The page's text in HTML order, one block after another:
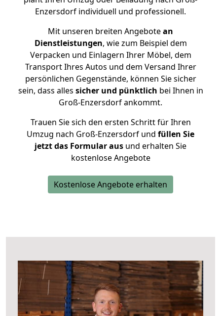
Enzersdorf individuell und professionell.
Mit unseren breiten Angebotean
Dienstleistungen, wie zum Beispiel dem
Verpacken und Einlagern Ihrer Möbel, dem
Transport Ihres Autos und dem Versand Ihrer
persönlichen Gegenstände, können Sie sicher
sein, dass alles sicher und pünktlich bei Ihnen in
Groß-Enzersdorf ankommt.
Trauen Sie sich den ersten Schritt für Ihren
Umzug nach Groß-Enzersdorf und füllen Sie
jetzt das Formular aus und erhalten Sie
kostenlose Angebote
Kostenlose Angebote erhalten